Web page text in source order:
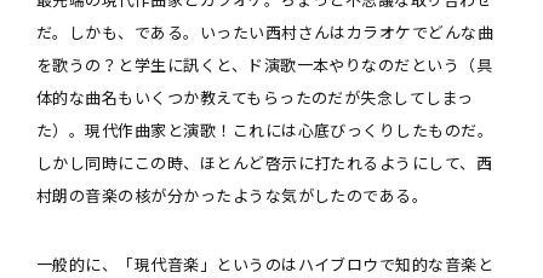
だ。しかも、である。いったい西村さんはカラオケでどんな曲
を歌うの？と学生に訊くと、ド演歌一本やりなのだという（具
体的な曲名もいくつか教えてもらったのだが失念してしまっ
た）。現代作曲家と演歌！これには心底びっくりしたものだ。
しかし同時にこの時、ほとんど啓示に打たれるようにして、西
村朗の音楽の核が分かったような気がしたのである。
一般的に、「現代音楽」というのはハイブロウで知的な音楽と